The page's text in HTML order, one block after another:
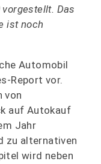
vorgestellt. Das
ist noch
Automobil
Report vor.
von
auf Autokauf
Jahr
zu alternativen
wird neben